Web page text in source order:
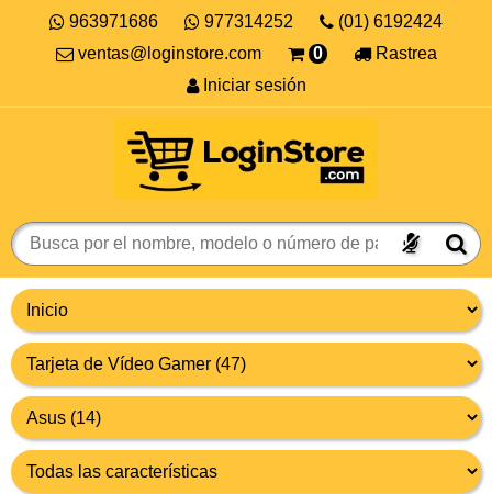
963971686 977314252
(01) 6192424
ventas@loginstore.com
0
Rastrea
Iniciar sesión